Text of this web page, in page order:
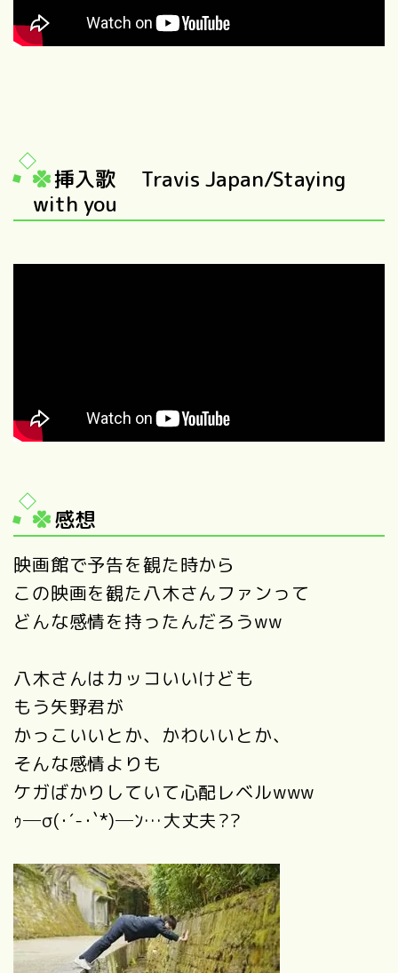
挿入歌 Travis Japan/Staying
with you
感想
映画館で予告を観た時から
この映画を観た八木さんファンって
どんな感情を持ったんだろうww
八木さんはカッコいいけども
もう矢野君が
かっこいいとか、かわいいとか、
そんな感情よりも
ケガばかりしていて心配レベルwww
ｩ─σ(･ ´- ･`*)─ﾝ…大丈夫??